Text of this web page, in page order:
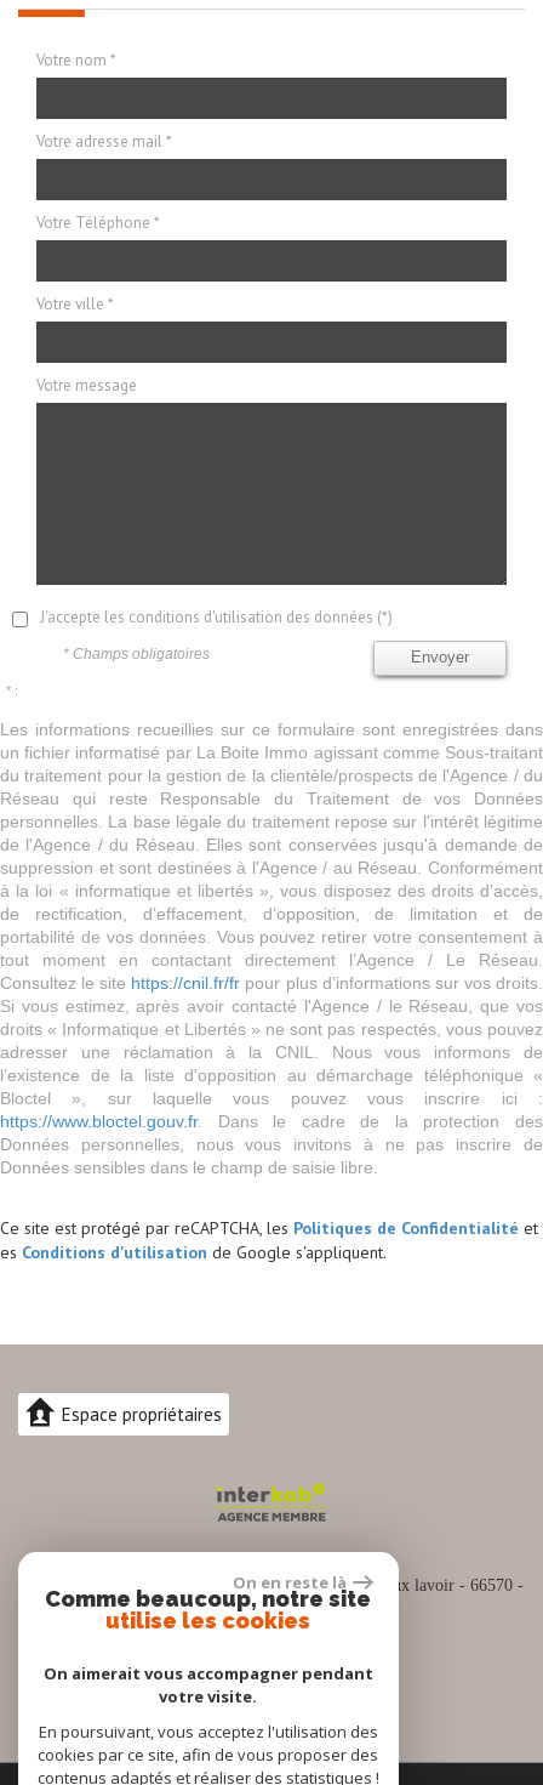
Votre nom *
Votre adresse mail *
Votre Téléphone *
Votre ville *
Votre message
J'accepte les conditions d'utilisation des données (*)
Envoyer
* Champs obligatoires
* :
Les informations recueillies sur ce formulaire sont enregistrées dans
un fichier informatisé par La Boite Immo agissant comme Sous-traitant
du traitement pour la gestion de la clientèle/prospects de l'Agence / du
Réseau qui reste Responsable du Traitement de vos Données
personnelles. La base légale du traitement repose sur l'intérêt légitime
de l'Agence / du Réseau. Elles sont conservées jusqu'à demande de
suppression et sont destinées à l'Agence / au Réseau. Conformément
à la loi « informatique et libertés », vous disposez des droits d’accès,
de rectification, d’effacement, d’opposition, de limitation et de
portabilité de vos données. Vous pouvez retirer votre consentement à
tout moment en contactant directement l’Agence / Le Réseau.
Consultez le site https://cnil.fr/fr pour plus d’informations sur vos droits.
Si vous estimez, après avoir contacté l'Agence / le Réseau, que vos
droits « Informatique et Libertés » ne sont pas respectés, vous pouvez
adresser une réclamation à la CNIL. Nous vous informons de
l’existence de la liste d'opposition au démarchage téléphonique «
Bloctel », sur laquelle vous pouvez vous inscrire ici :
https://www.bloctel.gouv.fr. Dans le cadre de la protection des
Données personnelles, nous vous invitons à ne pas inscrire de
Données sensibles dans le champ de saisie libre.
Ce site est protégé par reCAPTCHA, les Politiques de Confidentialité et
es Conditions d'utilisation de Google s'appliquent.
Espace propriétaires
Espace commercial Cap Sud Rue du vieux lavoir - 66570 -
SAINT NAZAIRE
contact@pro-immo66.fr
On en reste là
Comme beaucoup, notre site
utilise les cookies
On aimerait vous accompagner pendant
votre visite.
En poursuivant, vous acceptez l'utilisation des
cookies par ce site, afin de vous proposer des
contenus adaptés et réaliser des statistiques !